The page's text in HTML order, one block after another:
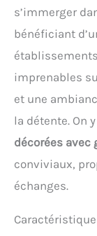
s’immerger
bénéficiant
imprenables
et une
la détente. On
décorées avec
conviviaux,
échanges.